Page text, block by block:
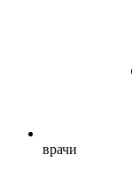
врачи